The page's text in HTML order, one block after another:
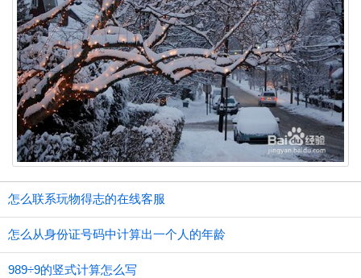
怎么联系玩物得志的在线客服
怎么从身份证号码中计算出一个人的年龄
989÷9的竖式计算怎么写